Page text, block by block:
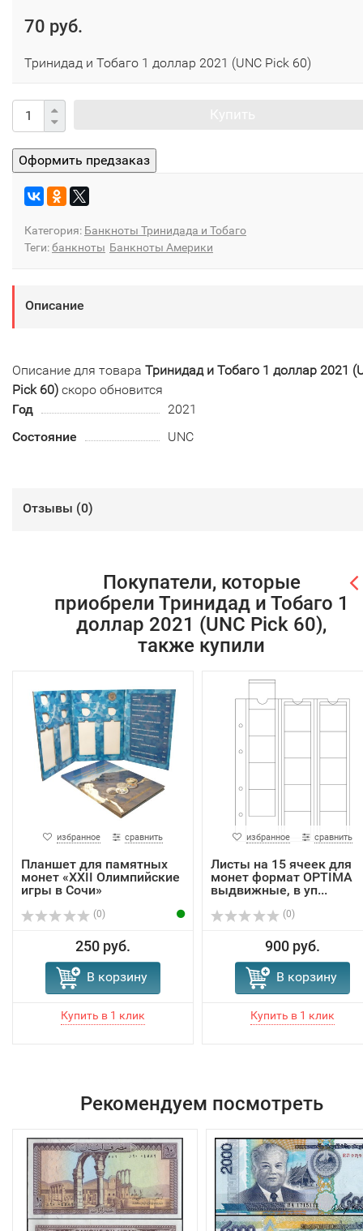
70 руб.
Тринидад и Тобаго 1 доллар 2021 (UNC Pick 60)
Категория: Банкноты Тринидада и Тобаго
Теги:банкноты Банкноты Америки
Описание
Описание для товара Тринидад и Тобаго 1 доллар 2021
Pick 60) скоро обновится
Год
2021
Состояние
UNC
Отзывы (0)
Покупатели, которые
приобрели Тринидад и Тобаго 1
доллар 2021 (UNC Pick 60),
также купили
избранное сравнить
Планшет для памятных
монет «XXII Олимпийские
игры в Сочи»
(0)
250 руб.
В корзину
избранное сравнить
Листы на 15 ячеек для
монет формат OPTIMA
выдвижные, в уп...
(0)
900 руб.
В корзину
Рекомендуем посмотреть